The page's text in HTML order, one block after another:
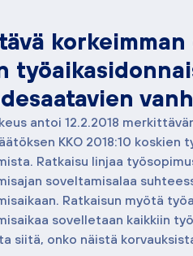
antoi 12.2.2018
KKO 2018:10
Ratkaisu linjaa
soveltamisalaa
Ratkaisun myötä
sovelletaan kaikkiin
siitä, onko näistä